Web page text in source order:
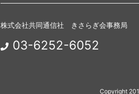
株式会社共同通信社 きさらぎ会事務局
03-6252-6052
Copyright